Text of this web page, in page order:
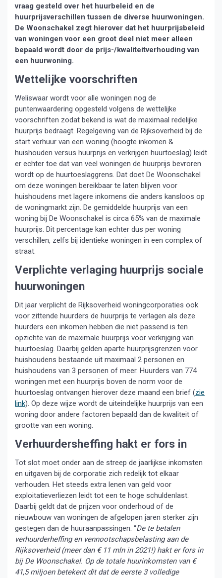
vraag gesteld over het huurbeleid en de
huurprijsverschillen tussen de diverse huurwoningen.
De Woonschakel zegt hierover dat het huurprijsbeleid
van woningen voor een groot deel niet meer alleen
bepaald wordt door de prijs-/kwaliteitverhouding van
een huurwoning.
Wettelijke voorschriften
Weliswaar wordt voor alle woningen nog de
puntenwaardering opgesteld volgens de wettelijke
voorschriften zodat bekend is wat de maximaal redelijke
huurprijs bedraagt. Regelgeving van de Rijksoverheid bij de
start verhuur van een woning (hoogte inkomen &
huishouden versus huurprijs en verkrijgen huurtoeslag) leidt
er echter toe dat van veel woningen de huurprijs bevroren
wordt op de huurtoeslaggrens. Dat doet De Woonschakel
om deze woningen bereikbaar te laten blijven voor
huishoudens met lagere inkomens die anders kansloos op
de woningmarkt zijn. De gemiddelde huurprijs van een
woning bij De Woonschakel is circa 65% van de maximale
huurprijs. Dit percentage kan echter dus per woning
verschillen, zelfs bij identieke woningen in een complex of
straat.
Verplichte verlaging huurprijs sociale
huurwoningen
Dit jaar verplicht de Rijksoverheid woningcorporaties ook
voor zittende huurders de huurprijs te verlagen als deze
huurders een inkomen hebben die niet passend is ten
opzichte van de maximale huurprijs voor verkrijging van
huurtoeslag. Daarbij gelden aparte huurprijsgrenzen voor
huishoudens bestaande uit maximaal 2 personen en
huishoudens van 3 personen of meer. Huurders van 774
woningen met een huurprijs boven de norm voor de
huurtoeslag ontvangen hierover deze maand een brief (zie
link). Op deze wijze wordt de uiteindelijke huurprijs van een
woning door andere factoren bepaald dan de kwaliteit of
grootte van een woning.
Verhuurdersheffing hakt er fors in
Tot slot moet onder aan de streep de jaarlijkse inkomsten
en uitgaven bij de corporatie zich redelijk tot elkaar
verhouden. Het steeds extra lenen van geld voor
exploitatieverliezen leidt tot een te hoge schuldenlast.
Daarbij geldt dat de prijzen voor onderhoud of de
nieuwbouw van woningen de afgelopen jaren sterker zijn
gestegen dan de huuraanpassingen. “De te betalen
verhuurderheffing en vennootschapsbelasting aan de
Rijksoverheid (meer dan € 11 mln in 2021!) hakt er fors in
bij De Woonschakel. Op de totale huurinkomsten van €
41,5 miljoen betekent dit dat de eerste 3 volledige